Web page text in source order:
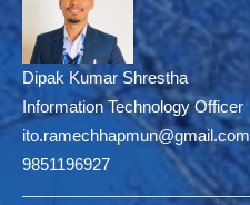
Dipak Kumar Shrestha
Information Technology Officer
ito.ramechhapmun@gmail.com
9851196927